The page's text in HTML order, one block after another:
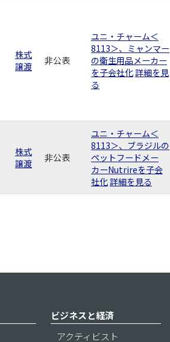
株式
譲渡
非公表
ユニ・チャーム＜
8113＞、ミャンマー
の衛生用品メーカー
を子会社化詳細を見
る
株式
譲渡
非公表
ユニ・チャーム＜
8113＞、ブラジルの
ペットフードメー
カーNutrireを子会
社化詳細を見る
ビジネスと経済
アクティビスト